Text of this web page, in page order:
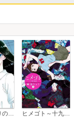
恋は雨上がりのように ヒメゴト～十九歳の制服～